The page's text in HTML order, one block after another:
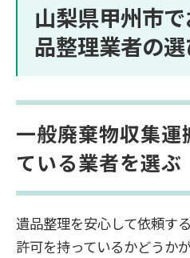
山梨県甲州市
品整理業者の
一般廃棄物収集
ている業者を選ぶ
遺品整理を安心して依頼す
許可を持っているかどうか